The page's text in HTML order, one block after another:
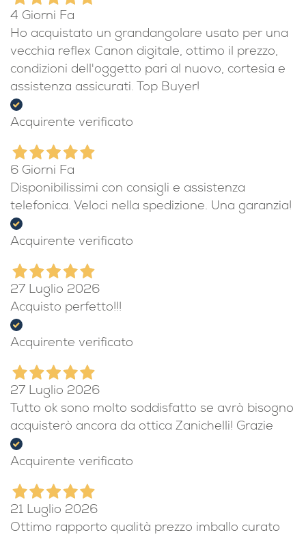
4 Giorni Fa
Ho acquistato un grandangolare usato per una
vecchia reflex Canon digitale, ottimo il prezzo,
condizioni dell'oggetto pari al nuovo, cortesia e
assistenza assicurati. Top Buyer!
Acquirente verificato
6 Giorni Fa
Disponibilissimi con consigli e assistenza
telefonica. Veloci nella spedizione. Una garanzia!
Acquirente verificato
27 Luglio 2026
Acquisto perfetto!!!
Acquirente verificato
27 Luglio 2026
Tutto ok sono molto soddisfatto se avrò bisogno
acquisterò ancora da ottica Zanichelli! Grazie
Acquirente verificato
21 Luglio 2026
Ottimo rapporto qualità prezzo imballo curato